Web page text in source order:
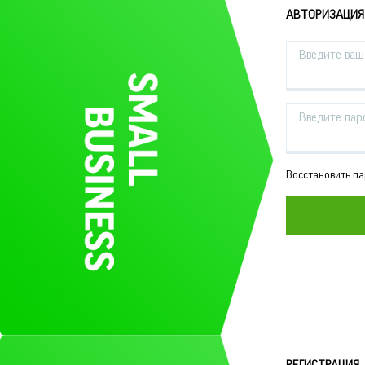
АВТОРИЗАЦИЯ
Введите
Введите
Восстановить